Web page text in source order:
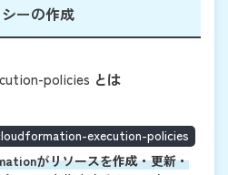
ーの作成
policies とは
execution-policies
がリソースを作成・更新・